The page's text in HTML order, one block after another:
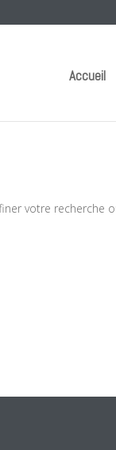
Accueil
votre recherche